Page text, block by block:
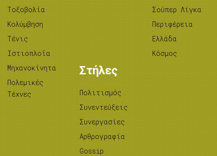
Tοξοβολία
Κολύμβηση
Τένις
Ιστιοπλοΐα
Μηχανοκίνητα
Πολεμικές
Τέχνες
Σούπερ Λίγκα
Περιφέρεια
Ελλάδα
Κόσμος
Στήλες
Πολιτισμός
Συνεντεύξεις
Συνεργασίες
Αρθρογραφία
Gossip